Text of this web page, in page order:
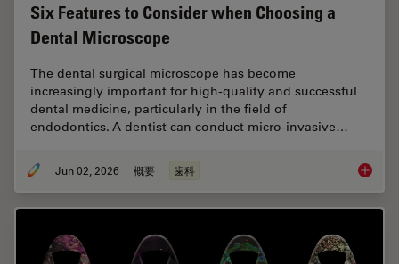
Six Features to Consider when Choosing a
Dental Microscope
The dental surgical microscope has become
increasingly important for high-quality and successful
dental medicine, particularly in the field of
endodontics. A dentist can conduct micro-invasive…
Jun 02, 2026 概要 歯科 Six